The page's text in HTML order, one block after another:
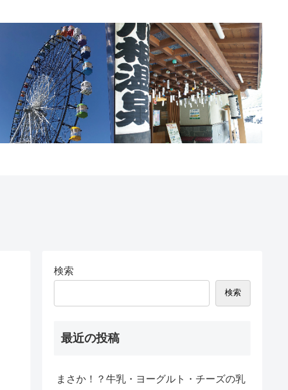
検索
検索
最近の投稿
まさか！？牛乳・ヨーグルト・チーズの乳